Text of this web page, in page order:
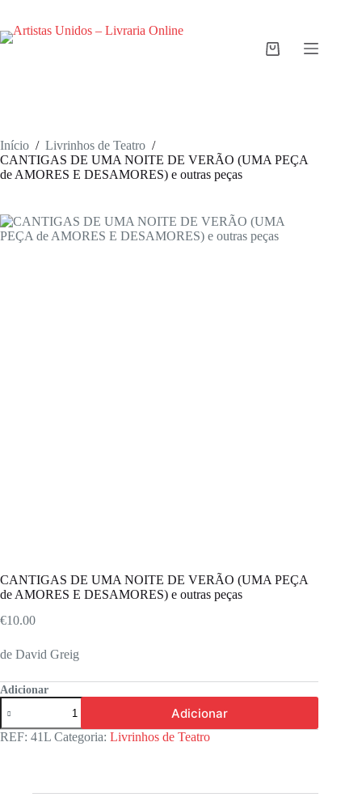
o
Carrinho
Início / Livrinhos de Teatro /
CANTIGAS DE UMA NOITE DE VERÃO (UMA PEÇA
de AMORES E DESAMORES) e outras peças
CANTIGAS DE UMA NOITE DE VERÃO (UMA PEÇA
de AMORES E DESAMORES) e outras peças
€10.00
de David Greig
Adicionar
Quantidade
de
CANTIGAS
DE
Adicionar
REF: 41L Categoria: Livrinhos de Teatro